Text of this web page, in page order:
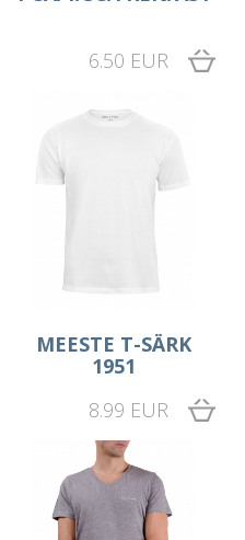
6.50 EUR
MEESTE T-SÄRK
1951
8.99 EUR